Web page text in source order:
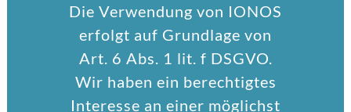
Die Verwendung von IONOS
erfolgt auf Grundlage von
Art. 6 Abs. 1 lit. f DSGVO.
Wir haben ein berechtigtes
Interesse an einer möglichst